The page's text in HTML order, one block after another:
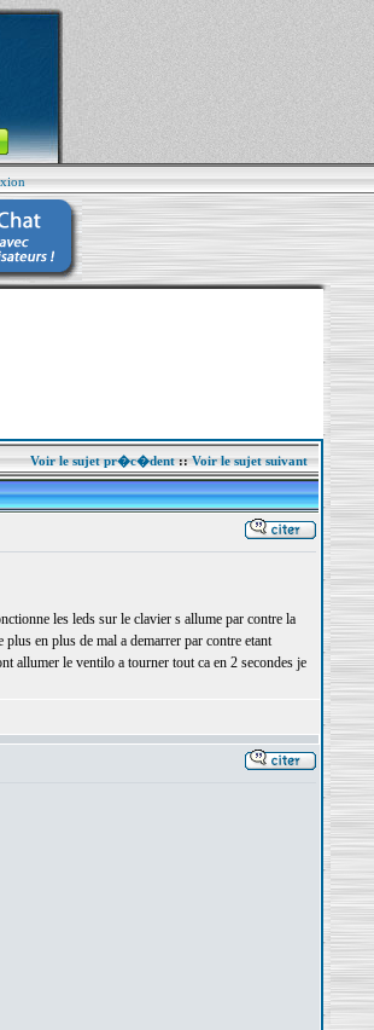
Voir le sujet pr�c�dent::Voir le sujet suivant
les leds sur le clavier s allume par contre la
en plus de mal a demarrer par contre etant
allumer le ventilo a tourner tout ca en 2 secondes je